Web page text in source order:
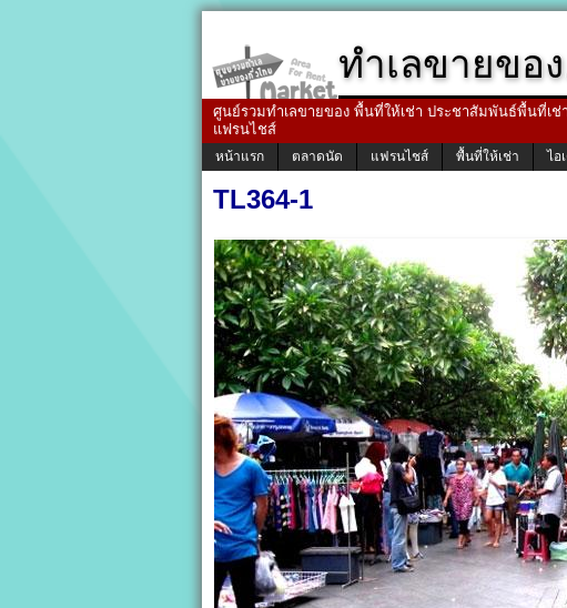
ทำเลขายขอ
ศูนย์รวมทำเลขายของ พื้นที่ให้เช่า ประชาสัมพันธ์พื้นที่เ
แฟรนไชส์
หน้าแรก ตลาดนัด แฟรนไชส์ พื้นที่ให้เช่า ไอ
TL364-1